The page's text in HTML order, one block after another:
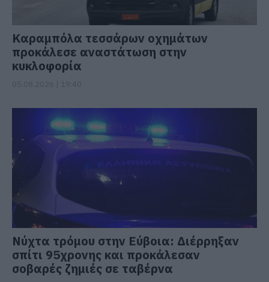
Καραμπόλα τεσσάρων οχημάτων
προκάλεσε αναστάτωση στην
κυκλοφορία
Νύχτα τρόμου στην Εύβοια: Διέρρηξαν
σπίτι 95χρονης και προκάλεσαν
σοβαρές ζημιές σε ταβέρνα